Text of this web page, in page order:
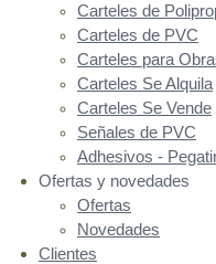
Carteles de
Carteles de PVC
Carteles para
Carteles Se Alquila
Carteles Se Vende
Señales de PVC
Adhesivos -
Ofertas y novedades
Ofertas
Novedades
Clientes